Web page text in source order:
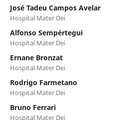
José Tadeu Campos Avelar
Hospital Mater Dei
Alfonso Sempértegui
Hospital Mater Dei
Ernane Bronzat
Hospital Mater Dei
Rodrigo Farmetano
Hospital Mater Dei
Bruno Ferrari
Hospital Mater Dei